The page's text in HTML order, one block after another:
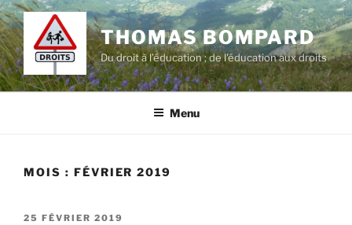
Aller
au
contenu
principal
THOMAS BOMPARD
Du droit à l’éducation ; de l'éducation aux droits
Menu
MOIS : FÉVRIER 2019
PUBLIÉ
25 FÉVRIER 2019